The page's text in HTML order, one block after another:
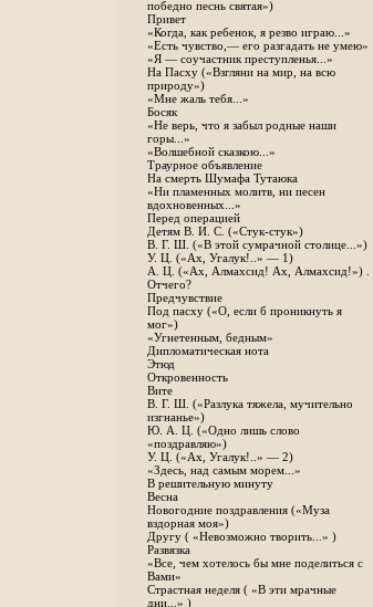
победно песнь святая»)
Привет
«Когда, как ребенок, я резво играю...»
«Есть чувство,— его разгадать не умею»
«Я — соучастник преступленья...»
На Пасху («Взгляни на мир, на всю
природу»)
«Мне жаль тебя...»
Босяк
«Не верь, что я забыл родные наши
горы...»
«Волшебной сказкою...»
Траурное объявление
На смерть Шумафа Тутаюка
«Ни пламенных молитв, ни песен
вдохновенных...»
Перед операцией
Детям В. И. С. («Стук-стук»)
В. Г. Ш. («В этой сумрачной столице...»)
У. Ц. («Ах, Угалук!..» — 1)
А. Ц. («Ах, Алмахсид! Ах, Алмахсид!») .
Отчего?
Предчувствие
Под пасху («О, если б проникнуть я
мог»)
«Угнетенным, бедным»
Дипломатическая нота
Этюд
Откровенность
Вите
B. Г. Ш. («Разлука тяжела, мучительно
изгнанье»)
Ю. А. Ц. («Одно лишь слово
«поздравляю»)
У. Ц. («Ах, Угалук!..» — 2)
«Здесь, над самым морем...»
В решительную минуту
Весна
Новогодние поздравления («Муза
вздорная моя»)
Другу ( «Невозможно творить...» )
Развязка
«Все, чем хотелось бы мне поделиться с
Вами»
Страстная неделя ( «В эти мрачные
дни...» )